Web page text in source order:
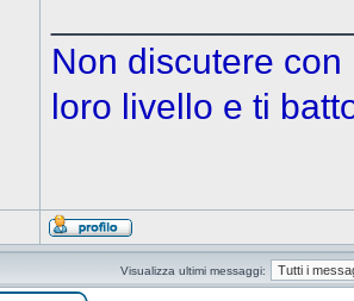
Non discutere
loro livello e ti
Visualizza ultimi messaggi: